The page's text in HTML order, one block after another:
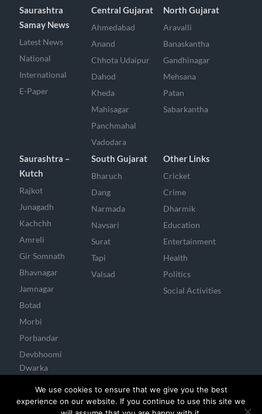
Saurashtra
Samay News
Latest News
National
International
E-Paper
Central Gujarat
Ahmedabad
Anand
Chhota Udaipur
Dahod
Kheda
Mahisagar
Panchmahal
Vadodara
North Gujarat
Aravalli
Banaskantha
Gandhinagar
Mehsana
Patan
Sabarkantha
Saurashtra –
Kutch
Rajkot
Junagadh
Kachchh
Amreli
Gir Somnath
Bhavnagar
Jamnagar
Botad
Morbi
Porbandar
Devbhoomi
Dwarka
South Gujarat
Bharuch
Dang
Narmada
Navsari
Surat
Tapi
Valsad
Other Links
Cricket
Crime
Dharmik
Education
Entertainment
Health
Politics
Social Activities
We use cookies to ensure that we give you the best
experience on our website. If you continue to use this site we